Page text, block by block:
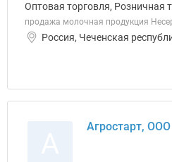
Оптовая торговля, Розничная
продажа молочная продукция
Россия, Чеченская
Агростарт, ООО